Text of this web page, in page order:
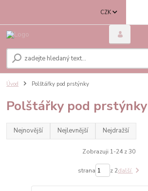
CZK
Úvod Polštářky pod prstýnky
Polštářky pod prstýnky
Nejnovější Nejlevnější Nejdražší
Zobrazuji 1-24 z 30
strana z 2další